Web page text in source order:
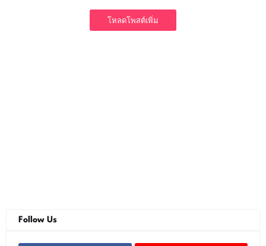
โหลดโพสต์เพิ่ม
Follow Us